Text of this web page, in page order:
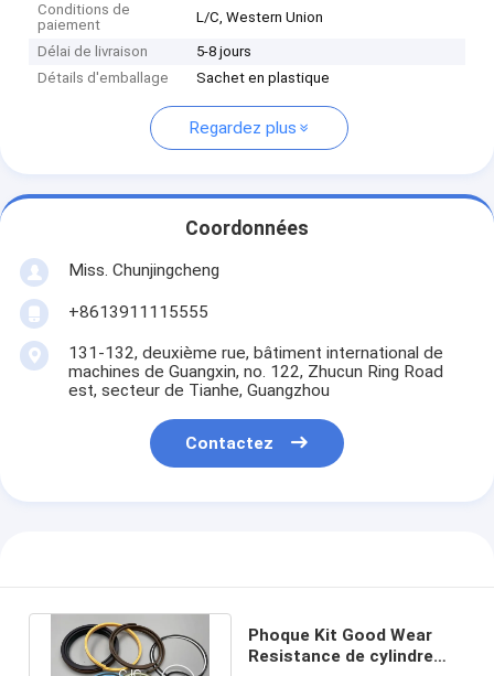
Conditions de
paiement
L/C, Western Union
Délai de livraison
5-8 jours
Détails d'emballage
Sachet en plastique
Regardez plus
Coordonnées
Miss. Chunjingcheng
+8613911115555
131-132, deuxième rue, bâtiment international de
machines de Guangxin, no. 122, Zhucun Ring Road
est, secteur de Tianhe, Guangzhou
Contactez
Phoque Kit Good Wear
Resistance de cylindre